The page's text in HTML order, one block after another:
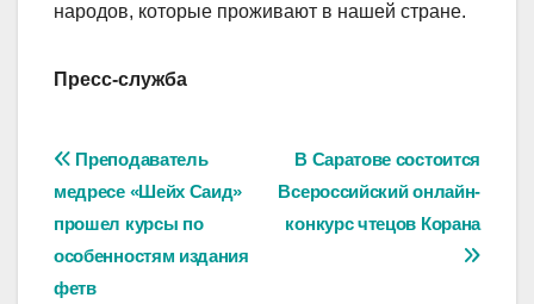
народов, которые проживают в нашей стране.
Пресс-служба
Навигация
по
записям
В Саратове состоится
Всероссийский онлайн-
конкурс чтецов Корана
Преподаватель
медресе «Шейх Саид»
прошел курсы по
особенностям издания
фетв